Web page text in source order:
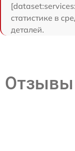
статистике в
деталей.
Отзывы